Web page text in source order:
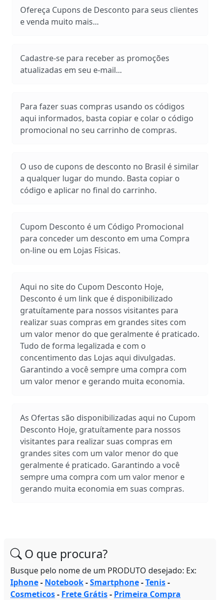
Ofereça Cupons de Desconto para seus clientes
e venda muito mais...
Cadastre-se para receber as promoções
atualizadas em seu e-mail...
Para fazer suas compras usando os códigos
aqui informados, basta copiar e colar o código
promocional no seu carrinho de compras.
O uso de cupons de desconto no Brasil é similar
a qualquer lugar do mundo. Basta copiar o
código e aplicar no final do carrinho.
Cupom Desconto é um Código Promocional
para conceder um desconto em uma Compra
on-line ou em Lojas Físicas.
Aqui no site do Cupom Desconto Hoje,
Desconto é um link que é disponibilizado
gratuítamente para nossos visitantes para
realizar suas compras em grandes sites com
um valor menor do que geralmente é praticado.
Tudo de forma legalizada e com o
concentimento das Lojas aqui divulgadas.
Garantindo a você sempre uma compra com
um valor menor e gerando muita economia.
As Ofertas são disponibilizadas aqui no Cupom
Desconto Hoje, gratuítamente para nossos
visitantes para realizar suas compras em
grandes sites com um valor menor do que
geralmente é praticado. Garantindo a você
sempre uma compra com um valor menor e
gerando muita economia em suas compras.
O que procura?
Busque pelo nome de um PRODUTO desejado: Ex:
Iphone- Notebook-Smartphone-Tenis-
Cosmeticos- Frete Grátis- Primeira Compra